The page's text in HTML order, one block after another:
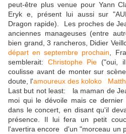
peut-être plus venue pour Yann
Eryk e, présent lui aussi sur
Dragon rapide). Les proches de
anciennes manageuses (entre
bien grand, 3 rancheros, Didier
départ en septembre prochain ,
semblerait: Christophe Pie ("oui,
coulisse avant de monter sur
doute, l'amoureux des koloko
Last but not least: la maman de
moi qui le dévoile mais ce dernier
dans le concert, en disant qu'il
présence. Il lui fera un petit
l'avertira encore d'un "morceau un